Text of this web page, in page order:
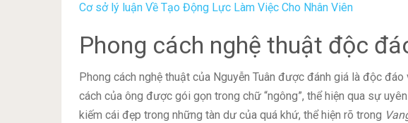
Cơ sở lý luận Về Tạo Động Lực Làm Việc Cho Nhân Viên
Phong cách nghệ thuật độc
Phong cách nghệ thuật của Nguyễn Tuân được đánh giá là độc
cách của ông được gói gọn trong chữ “ngông”, thể hiện qua sự
kiếm cái đẹp trong những tàn dư của quá khứ, thể hiện rõ trong